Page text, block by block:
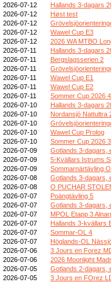
2026-07-12
Hallands 3-dagars
2026-07-12
Høst test
2026-07-12
2026-07-12
Wawel Cup E3
2026-07-12
2026 WA MTBO
2026-07-11
Hallands 3-dagars
2026-07-11
Bergslagsserien 2
2026-07-11
2026-07-11
Wawel Cup E1
2026-07-11
Wawel Cup E2
2026-07-11
Sommer Cup 2026
2026-07-10
Hallands 3-dagars
2026-07-10
Nordansjö Nattultra
2026-07-10
2026-07-10
Wawel Cup Prolog
2026-07-10
Sommer Cup 2026
2026-07-09
Gotlands 3-dagars,
2026-07-09
5-Kvällars Istrums
2026-07-09
Sommarnärtävling
2026-07-08
Gotlands 3-dagars,
2026-07-08
O PUCHAR
2026-07-07
Poängtävling 5
2026-07-07
Gotlands 3-dagars,
2026-07-07
MPOL Etapp 3
2026-07-07
Hallands 3-kvällars
2026-07-07
Sommar-OL 4
2026-07-07
Höglands-OL
2026-07-06
3 Jours en Forez
2026-07-06
2026 Moonlight
2026-07-05
Gotlands 2-dagars,
2026-07-05
3 Jours en FOrez